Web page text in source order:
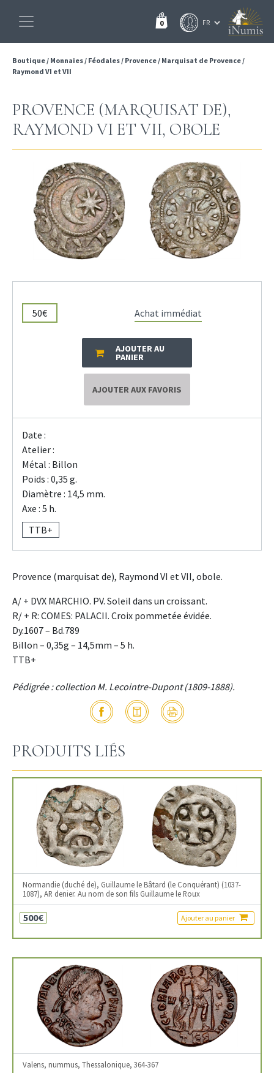
0
Boutique/ Monnaies/ Féodales/ Provence/ Marquisat de Provence/
Raymond VI et VII
PROVENCE (MARQUISAT DE),
RAYMOND VI ET VII, OBOLE
50€ Achat immédiat
AJOUTER AU
PANIER
AJOUTER AUX FAVORIS
Date :
Atelier :
Métal : Billon
Poids : 0,35 g.
Diamètre : 14,5 mm.
Axe : 5 h.
TTB+
Provence (marquisat de), Raymond VI et VII, obole.
A/ + DVX MARCHIO. PV. Soleil dans un croissant.
R/ + R: COMES: PALACII. Croix pommetée évidée.
Dy.1607 – Bd.789
Billon – 0,35g – 14,5mm – 5 h.
TTB+
Pédigrée : collection M. Lecointre-Dupont (1809-1888).
PRODUITS LIÉS
Normandie (duché de), Guillaume le Bâtard (le Conquérant) (1037-
1087), AR denier. Au nom de son fils Guillaume le Roux
500€ Ajouter au panier
Valens, nummus, Thessalonique, 364-367